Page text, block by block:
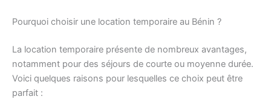
Pourquoi choisir une location temporaire au Bénin ?
La location temporaire présente de nombreux avantages,
notamment pour des séjours de courte ou moyenne durée.
Voici quelques raisons pour lesquelles ce choix peut être
parfait :